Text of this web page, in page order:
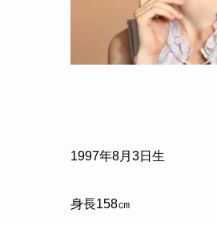
1997年8月 3日生
身長158㎝